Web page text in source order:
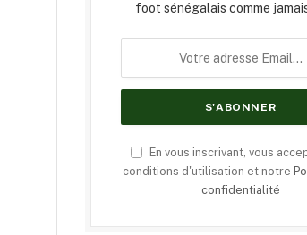
foot sénégalais comme
En vous inscrivant, vous
conditions d'utilisation et notre
confidentialité